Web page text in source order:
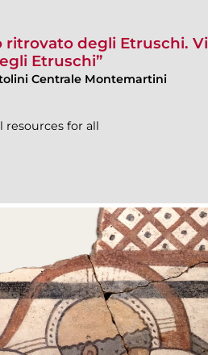
ritrovato degli Etruschi.
Etruschi”
Centrale Montemartini
resources for all